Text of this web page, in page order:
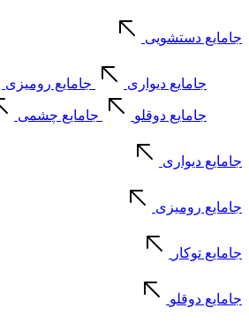
جامایع دستشویی
جامایع دیواری جامایع رومیزی
جامایع دوقلو جامایع چشمی
جامایع دیواری
جامایع رومیزی
جامایع توکار
جامایع دوقلو